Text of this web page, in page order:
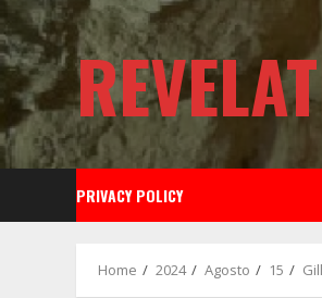
Skip
to
content
PRIVACY POLICY
Home 2024 Agosto 15